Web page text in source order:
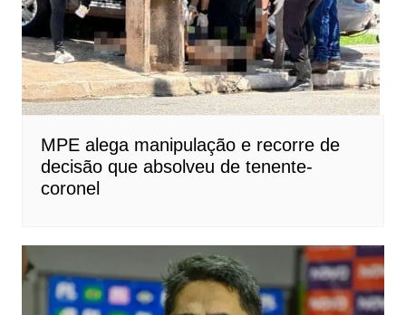
MPE alega manipulação e recorre de
decisão que absolveu de tenente-
coronel